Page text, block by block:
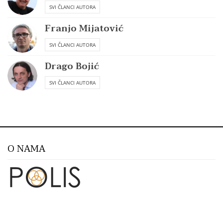
SVI ČLANCI AUTORA
Franjo Mijatović
SVI ČLANCI AUTORA
Drago Bojić
SVI ČLANCI AUTORA
O NAMA